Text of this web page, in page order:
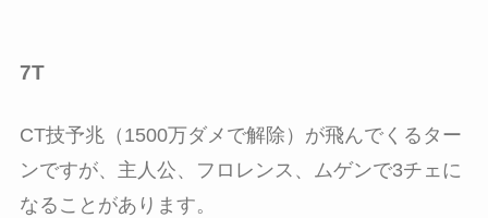
7T
CT技予兆（1500万ダメで解除）が飛んでくるター
ンですが、主人公、フロレンス、ムゲンで3チェに
なることがあります。